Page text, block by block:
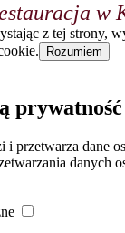
w
z tej strony,
Rozumiem
prywatność
i przetwarza dane
danych